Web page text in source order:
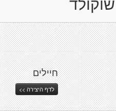
חיילים
לדף היצירה >>